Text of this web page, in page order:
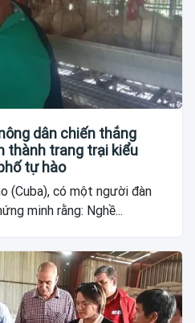
dân chiến thắng
thành trang trại kiểu
tự hào
(Cuba), có một người đàn
minh rằng: Nghề...